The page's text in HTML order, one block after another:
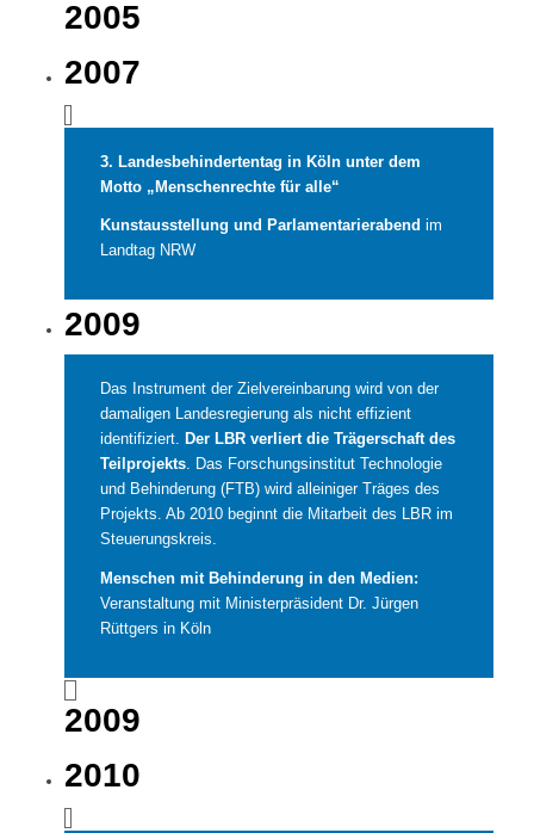
2005
2007
3. Landesbehindertentag in Köln unter dem
Motto „Menschenrechte für alle“
Kunstausstellung und Parlamentarierabend im
Landtag NRW
2009
Das Instrument der Zielvereinbarung wird von der
damaligen Landesregierung als nicht effizient
identifiziert. Der LBR verliert die Trägerschaft des
Teilprojekts. Das Forschungsinstitut Technologie
und Behinderung (FTB) wird alleiniger Träges des
Projekts. Ab 2010 beginnt die Mitarbeit des LBR im
Steuerungskreis.
Menschen mit Behinderung in den Medien:
Veranstaltung mit Ministerpräsident Dr. Jürgen
Rüttgers in Köln
2009
2010